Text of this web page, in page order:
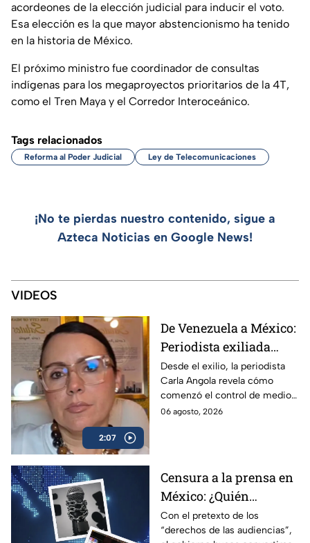
acordeones de la elección judicial para inducir el voto.
Esa elección es la que mayor abstencionismo ha tenido
en la historia de México.
El próximo ministro fue coordinador de consultas
indígenas para los megaproyectos prioritarios de la 4T,
como el Tren Maya y el Corredor Interoceánico.
Tags relacionados
Reforma al Poder Judicial Ley de Telecomunicaciones
¡No te pierdas nuestro contenido, sigue a
Azteca Noticias en Google News!
VIDEOS
2:07
De Venezuela a México:
Periodista exiliada
alerta sobre los
peligros de censurar a
la prensa
Desde el exilio, la periodista
Carla Angola revela cómo
comenzó el control de medios
en Venezuela y por qué México
06 agosto, 2026
Censura a la prensa en
México: ¿Quién
sancionará las
mentiras oficiales del
Con el pretexto de los
“derechos de las audiencias”,